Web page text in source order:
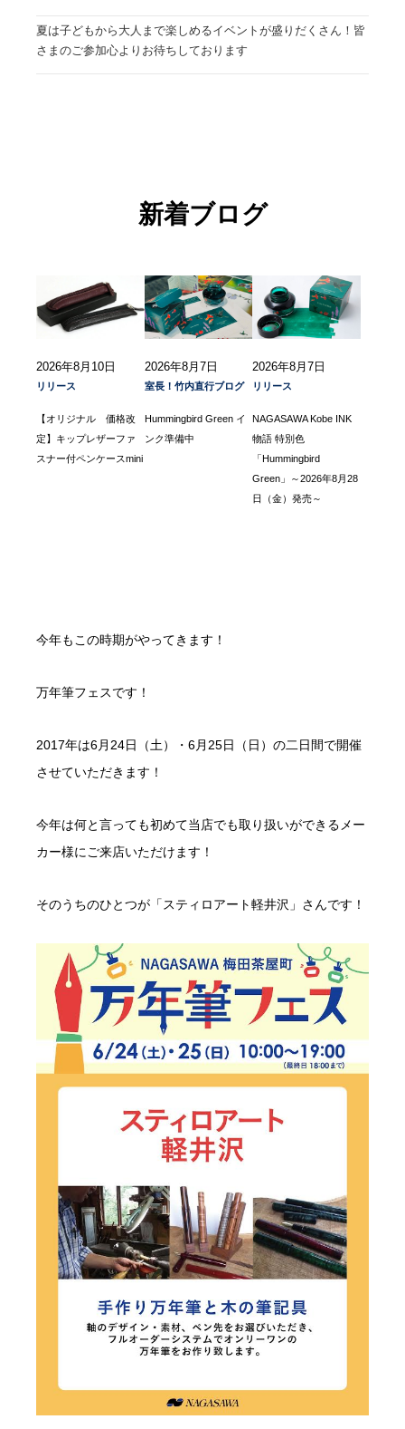
夏は子どもから大人まで楽しめるイベントが盛りだくさん！皆
さまのご参加心よりお待ちしております
新着ブログ
2026年8月10日
リリース
【オリジナル 価格改
定】キップレザーファ
スナー付ペンケースmini
2026年8月7日
室長！竹内直行ブログ
Hummingbird Green イ
ンク準備中
2026年8月7日
リリース
NAGASAWA Kobe INK
物語 特別色
「Hummingbird
Green」～2026年8月28
日（金）発売～
今年もこの時期がやってきます！
万年筆フェスです！
2017年は6月24日（土）・6月25日（日）の二日間で開催
させていただきます！
今年は何と言っても初めて当店でも取り扱いができるメー
カー様にご来店いただけます！
そのうちのひとつが「スティロアート軽井沢」さんです！